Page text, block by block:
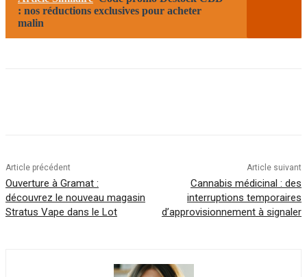
: nos réductions exclusives pour acheter
malin
Article précédent
Ouverture à Gramat :
découvrez le nouveau magasin
Stratus Vape dans le Lot
Article suivant
Cannabis médicinal : des
interruptions temporaires
d’approvisionnement à signaler